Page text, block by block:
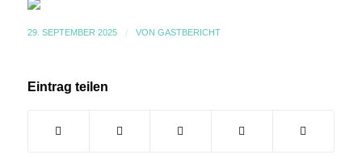
29. SEPTEMBER 2025 / VON GASTBERICHT
Eintrag teilen